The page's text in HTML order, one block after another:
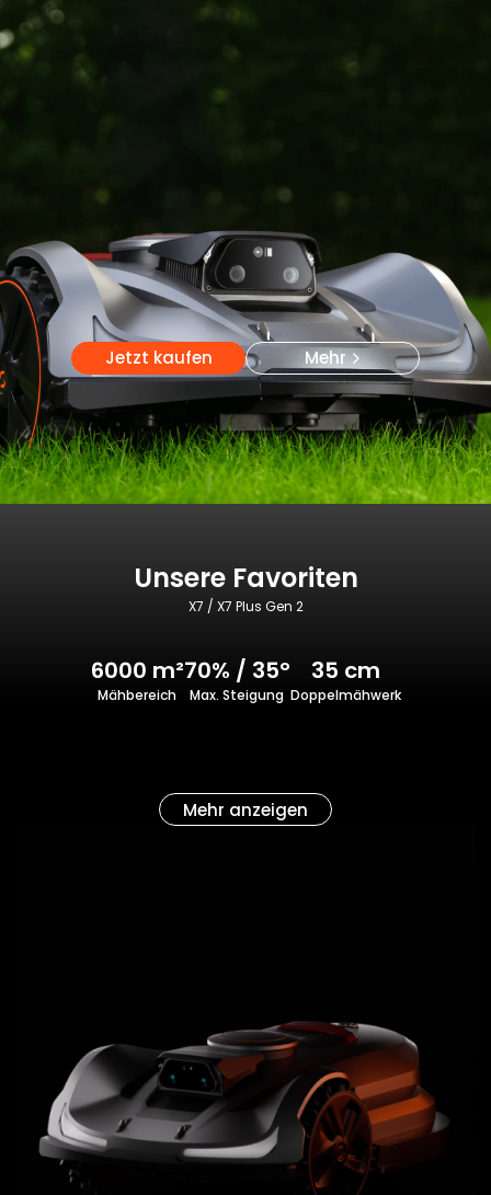
Jetzt kaufen Mehr
Unsere Favoriten
X7 / X7 Plus Gen 2
6000 m²
Mähbereich
70% / 35°
Max. Steigung
35 cm
Doppelmähwerk
Mehr anzeigen